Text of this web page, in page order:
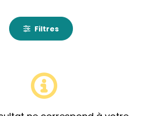
Filtres